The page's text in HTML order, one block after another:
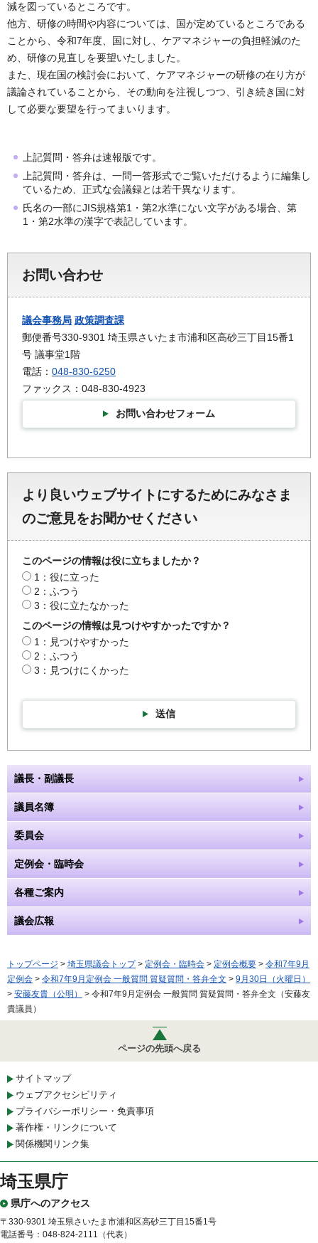
減を図っているところです。
他方、研修の時間や内容については、国が定めているところである
ことから、令和7年度、国に対し、ケアマネジャーの負担軽減のた
め、研修の見直しを要望いたしました。
また、現在国の検討会において、ケアマネジャーの研修の在り方が
議論されていることから、その動向を注視しつつ、引き続き国に対
して必要な要望を行ってまいります。
上記質問・答弁は速報版です。
上記質問・答弁は、一問一答形式でご覧いただけるように編集し
ているため、正式な会議録とは若干異なります。
氏名の一部にJIS規格第1・第2水準にない文字がある場合、第
1・第2水準の漢字で表記しています。
お問い合わせ
議会事務局 政策調査課
郵便番号330-9301 埼玉県さいたま市浦和区高砂三丁目15番1
号 議事堂1階
電話： 048-830-6250
ファックス：048-830-4923
お問い合わせフォーム
より良いウェブサイトにするためにみなさま
のご意見をお聞かせください
このページの情報は役に立ちましたか？
1：役に立った
2：ふつう
3：役に立たなかった
このページの情報は見つけやすかったですか？
1：見つけやすかった
2：ふつう
3：見つけにくかった
送信
議長・副議長
議員名簿
委員会
定例会・臨時会
各種ご案内
議会広報
トップページ > 埼玉県議会トップ> 定例会・臨時会 > 定例会概要 > 令和7年9月
定例会 > 令和7年9月定例会 一般質問 質疑質問・答弁全文 > 9月30日（火曜日）
> 安藤友貴（公明）
> 令和7年9月定例会 一般質問 質疑質問・答弁全文（安藤友
貴議員）
ページの先頭へ戻る
サイトマップ
ウェブアクセシビリティ
プライバシーポリシー・免責事項
著作権・リンクについて
関係機関リンク集
埼玉県庁
県庁へのアクセス
〒330-9301 埼玉県さいたま市浦和区高砂三丁目15番1号
電話番号：048-824-2111（代表）